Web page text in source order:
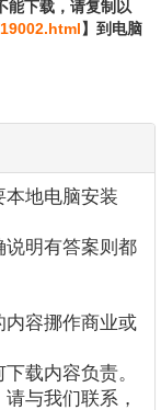
能下载，请复制以
】到电脑
本地电脑安装
说明有答案则都
内容挪作商业或
载内容负责。
与我们联系，